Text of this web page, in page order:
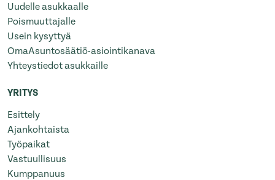
Uudelle asukkaalle
Poismuuttajalle
Usein kysyttyä
OmaAsuntosäätiö-asiointikanava
Yhteystiedot asukkaille
YRITYS
Esittely
Ajankohtaista
Työpaikat
Vastuullisuus
Kumppanuus